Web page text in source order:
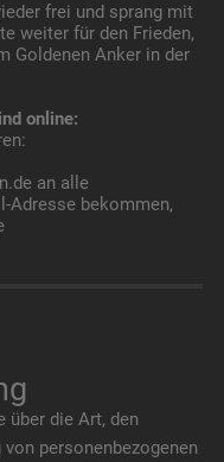
frei und sprang mit
weiter für den Frieden,
Goldenen Anker in der
online:
an alle
Adresse bekommen,
über die Art, den
personenbezogenen